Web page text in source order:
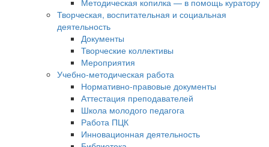
Методическая копилка — в помощь куратору
Творческая, воспитательная и социальная
деятельность
Документы
Творческие коллективы
Мероприятия
Учебно-методическая работа
Нормативно-правовые документы
Аттестация преподавателей
Школа молодого педагога
Работа ПЦК
Инновационная деятельность